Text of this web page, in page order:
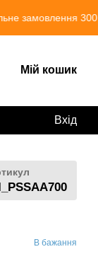
300
Мій кошик
Вхід
В бажання